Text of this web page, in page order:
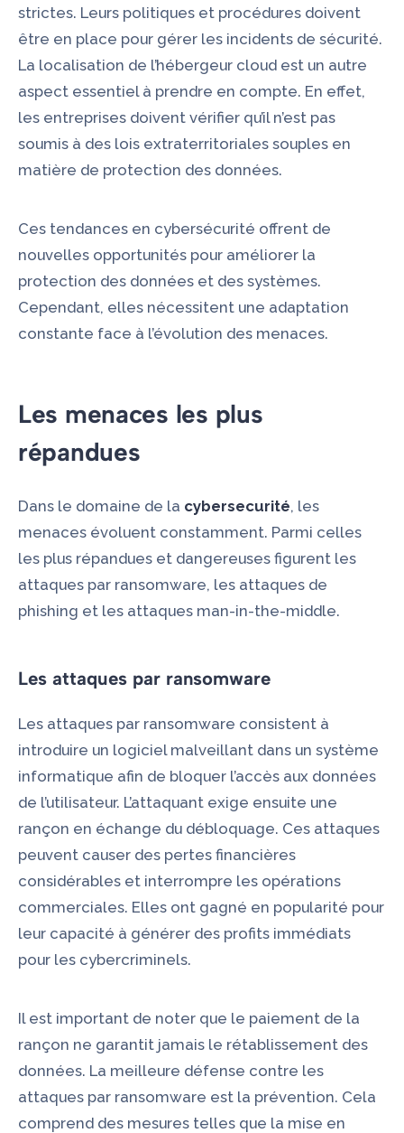
strictes. Leurs politiques et procédures doivent
être en place pour gérer les incidents de sécurité.
La localisation de l’hébergeur cloud est un autre
aspect essentiel à prendre en compte. En effet,
les entreprises doivent vérifier qu’il n’est pas
soumis à des lois extraterritoriales souples en
matière de protection des données.
Ces tendances en cybersécurité offrent de
nouvelles opportunités pour améliorer la
protection des données et des systèmes.
Cependant, elles nécessitent une adaptation
constante face à l’évolution des menaces.
Les menaces les plus
répandues
Dans le domaine de la cybersecurité, les
menaces évoluent constamment. Parmi celles
les plus répandues et dangereuses figurent les
attaques par ransomware, les attaques de
phishing et les attaques man-in-the-middle.
Les attaques par ransomware
Les attaques par ransomware consistent à
introduire un logiciel malveillant dans un système
informatique afin de bloquer l’accès aux données
de l’utilisateur. L’attaquant exige ensuite une
rançon en échange du débloquage. Ces attaques
peuvent causer des pertes financières
considérables et interrompre les opérations
commerciales. Elles ont gagné en popularité pour
leur capacité à générer des profits immédiats
pour les cybercriminels.
Il est important de noter que le paiement de la
rançon ne garantit jamais le rétablissement des
données. La meilleure défense contre les
attaques par ransomware est la prévention. Cela
comprend des mesures telles que la mise en